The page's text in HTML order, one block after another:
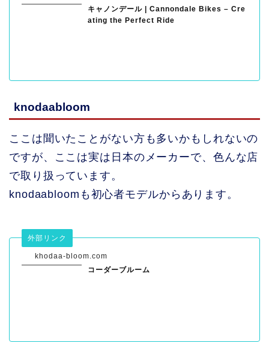
キャノンデール | Cannondale Bikes – Cre
ating the Perfect Ride
knodaabloom
ここは聞いたことがない方も多いかもしれないの
ですが、ここは実は日本のメーカーで、色んな店
で取り扱っています。
knodaabloomも初心者モデルからあります。
khodaa-bloom.com
外部リンク
コーダーブルーム